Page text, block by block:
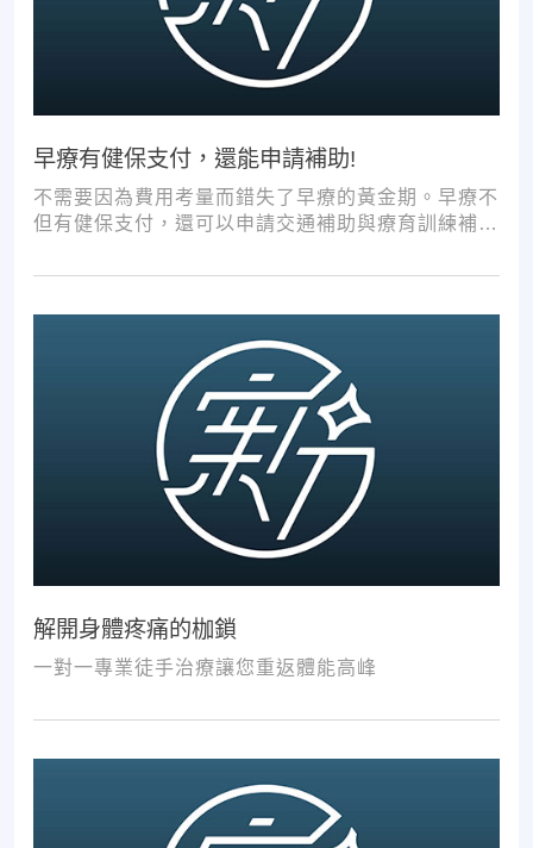
早療有健保支付，還能申請補助!
不需要因為費用考量而錯失了早療的黃金期。早療不
但有健保支付，還可以申請交通補助與療育訓練補
解開身體疼痛的枷鎖
一對一專業徒手治療讓您重返體能高峰